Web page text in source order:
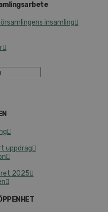
insamling
uppdrag
2025